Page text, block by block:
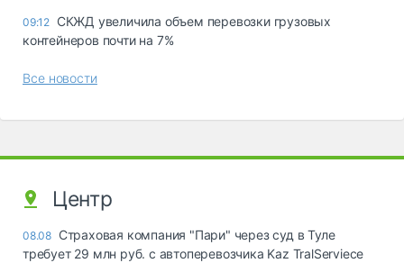
09:12 СКЖД увеличила объем перевозки грузовых
контейнеров почти на 7%
Все новости
Центр
08.08 Страховая компания "Пари" через суд в Туле
требует 29 млн руб. с автоперевозчика Kaz TralServiece